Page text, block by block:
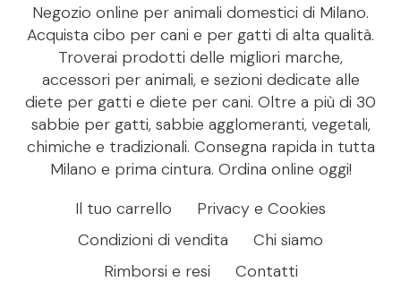
Negozio online per animali domestici di Milano.
Acquista cibo per cani e per gatti di alta qualità.
Troverai prodotti delle migliori marche,
accessori per animali, e sezioni dedicate alle
diete per gatti e diete per cani. Oltre a più di 30
sabbie per gatti, sabbie agglomeranti, vegetali,
chimiche e tradizionali. Consegna rapida in tutta
Milano e prima cintura. Ordina online oggi!
Il tuo carrello
Privacy e Cookies
Condizioni di vendita
Chi siamo
Rimborsi e resi
Contatti